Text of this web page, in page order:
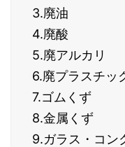
3.廃油
4.廃酸
5.廃アルカリ
6.廃プラスチッ
7.ゴムくず
8.金属くず
9.ガラス・コン